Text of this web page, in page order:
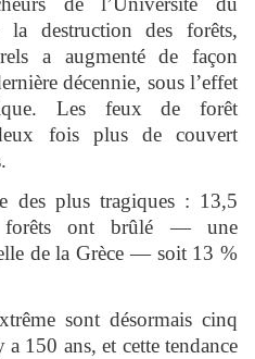
destruction des forêts,
a augmenté de façon
décennie, sous l’effet
Les feux de forêt
fois plus de couvert
des plus tragiques : 13,5
forêts ont brûlé — une
de la Grèce — soit 13 %
sont désormais cinq
150 ans, et cette tendance